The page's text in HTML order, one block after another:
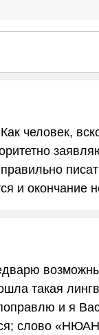
человек,
и окончание
такая
и я
слово